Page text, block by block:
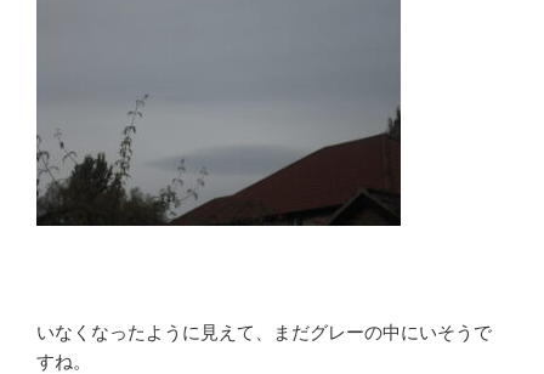
いなくなったように見えて、まだグレーの中にいそうで
すね。